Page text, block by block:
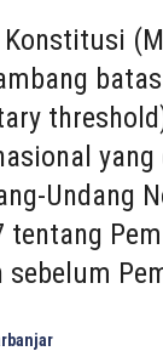
Undang
tentang
sebelum